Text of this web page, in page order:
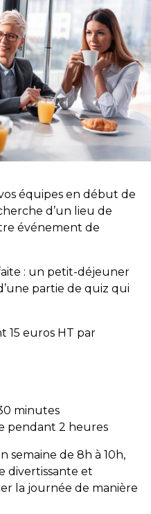
équipes en début de
d’un lieu de
événement de
: un petit-déjeuner
partie de quiz qui
15 euros HT par
minutes
pendant 2 heures
semaine de 8h à 10h,
divertissante et
la journée de manière